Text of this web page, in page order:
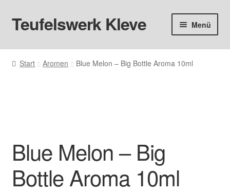
Zur
Navigation
Zum
Inhalt
Teufelswerk Kleve Menü
Startseite
Big Puff
Aromen
Start Aromen Blue Melon – Big Bottle Aroma 10ml
Blue Melon – Big
Bottle Aroma 10ml